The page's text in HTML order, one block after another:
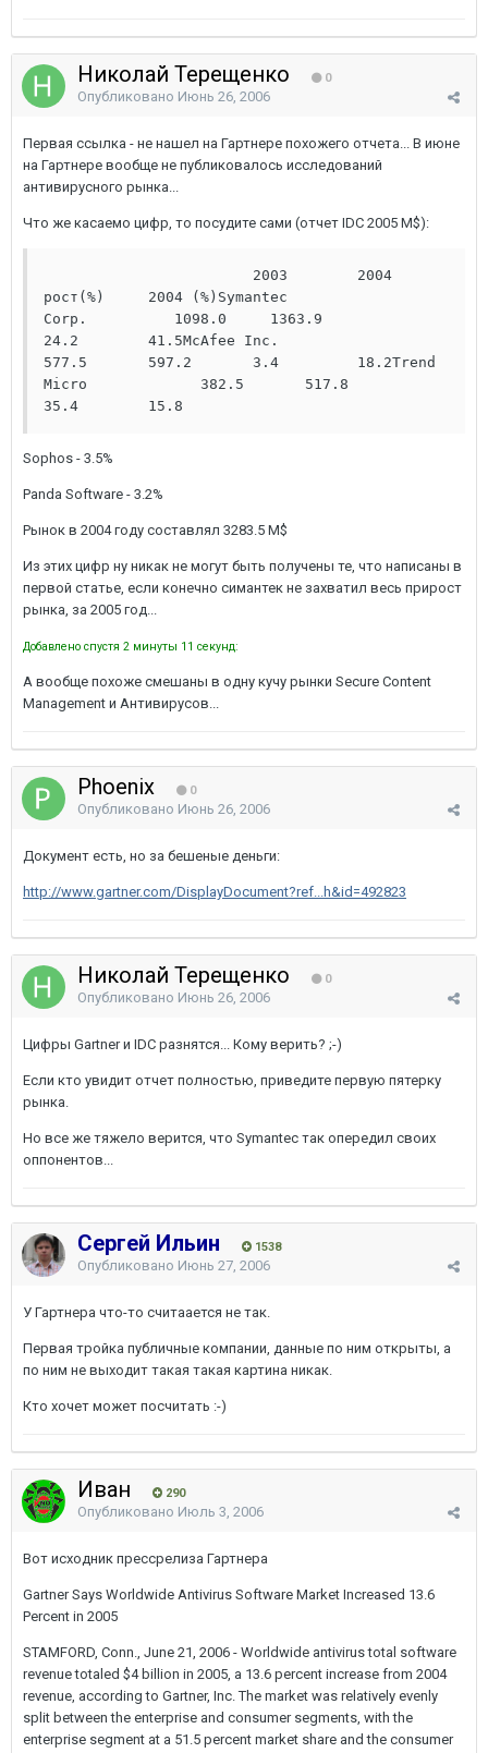
Николай Терещенко 0
Опубликовано Июнь 26, 2006
Первая ссылка - не нашел на Гартнере похожего отчета... В июне
на Гартнере вообще не публиковалось исследований
антивирусного рынка...
Что же касаемо цифр, то посудите сами (отчет IDC 2005 M$):
2003        2004
рост(%)     2004 (%)Symantec
Corp.          1098.0     1363.9
24.2        41.5McAfee Inc.
577.5       597.2       3.4         18.2Trend
Micro             382.5       517.8
35.4        15.8
Sophos - 3.5%
Panda Software - 3.2%
Рынок в 2004 году составлял 3283.5 M$
Из этих цифр ну никак не могут быть получены те, что написаны в
первой статье, если конечно симантек не захватил весь прирост
рынка, за 2005 год...
Добавлено спустя 2 минуты 11 секунд:
А вообще похоже смешаны в одну кучу рынки Secure Content
Management и Антивирусов...
Phoenix 0
Опубликовано Июнь 26, 2006
Документ есть, но за бешеные деньги:
http://www.gartner.com/DisplayDocument?ref...h&id=492823
Николай Терещенко 0
Опубликовано Июнь 26, 2006
Цифры Gartner и IDC разнятся... Кому верить? ;-)
Если кто увидит отчет полностью, приведите первую пятерку
рынка.
Но все же тяжело верится, что Symantec так опередил своих
оппонентов...
Сергей Ильин 1538
Опубликовано Июнь 27, 2006
У Гартнера что-то считаается не так.
Первая тройка публичные компании, данные по ним открыты, а
по ним не выходит такая такая картина никак.
Кто хочет может посчитать :-)
Иван 290
Опубликовано Июль 3, 2006
Вот исходник прессрелиза Гартнера
Gartner Says Worldwide Antivirus Software Market Increased 13.6
Percent in 2005
STAMFORD, Conn., June 21, 2006 - Worldwide antivirus total software
revenue totaled $4 billion in 2005, a 13.6 percent increase from 2004
revenue, according to Gartner, Inc. The market was relatively evenly
split between the enterprise and consumer segments, with the
enterprise segment at a 51.5 percent market share and the consumer